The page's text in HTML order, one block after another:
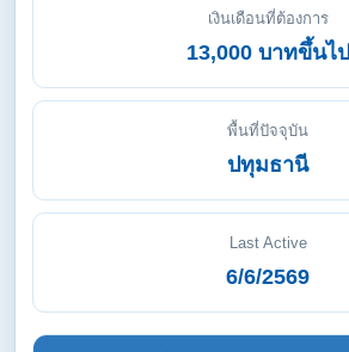
เงินเดือนที่ต้องการ
13,000 บาทขึ้นไป
พื้นที่ปัจจุบัน
ปทุมธานี
Last Active
6/6/2569